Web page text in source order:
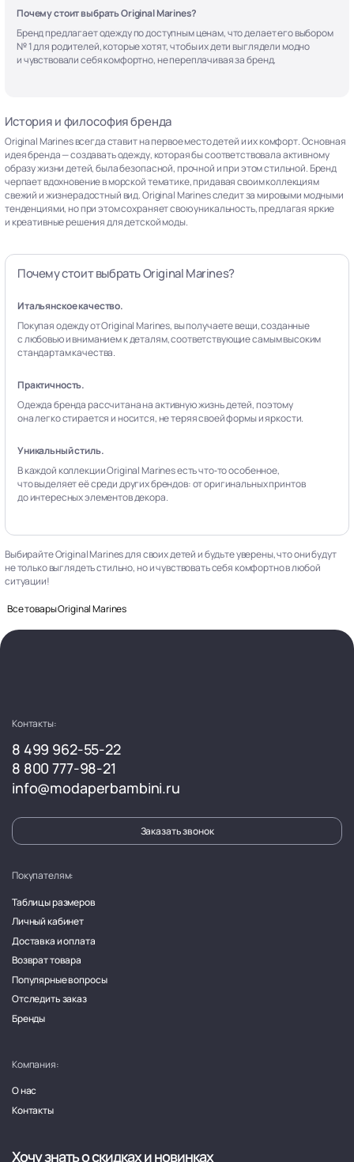
Почему стоит выбрать Original Marines?
Бренд предлагает одежду по доступным ценам, что делает его выбором
№ 1 для родителей, которые хотят, чтобы их дети выглядели модно
и чувствовали себя комфортно, не переплачивая за бренд.
История и философия бренда
Original Marines всегда ставит на первое место детей и их комфорт. Основная
идея бренда — создавать одежду, которая бы соответствовала активному
образу жизни детей, была безопасной, прочной и при этом стильной. Бренд
черпает вдохновение в морской тематике, придавая своим коллекциям
свежий и жизнерадостный вид. Original Marines следит за мировыми модными
тенденциями, но при этом сохраняет свою уникальность, предлагая яркие
и креативные решения для детской моды.
Почему стоит выбрать Original Marines?
Итальянское качество.
Покупая одежду от Original Marines, вы получаете вещи, созданные
с любовью и вниманием к деталям, соответствующие самым высоким
стандартам качества.
Практичность.
Одежда бренда рассчитана на активную жизнь детей, поэтому
она легко стирается и носится, не теряя своей формы и яркости.
Уникальный стиль.
В каждой коллекции Original Marines есть что‑то особенное,
что выделяет её среди других брендов: от оригинальных принтов
до интересных элементов декора.
Выбирайте Original Marines для своих детей и будьте уверены, что они будут
не только выглядеть стильно, но и чувствовать себя комфортно в любой
ситуации!
Все товары Original Marines
Контакты:
8 499 962-55-22
8 800 777-98-21
info@modaperbambini.ru
Заказать звонок
Покупателям:
Таблицы размеров
Личный кабинет
Доставка и оплата
Возврат товара
Популярные вопросы
Отследить заказ
Бренды
Компания:
О нас
Контакты
Хочу знать о скидках и новинках